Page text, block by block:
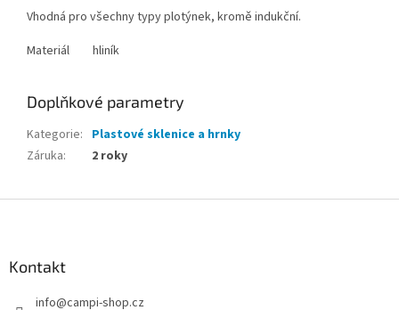
Vhodná pro všechny typy plotýnek, kromě indukční.
Materiál
hliník
Doplňkové parametry
Kategorie: Plastové sklenice a hrnky
Záruka: 2 roky
Kontakt
info@campi-shop.cz